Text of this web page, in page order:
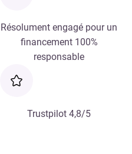
Résolument engagé pour un
financement 100%
responsable
Trustpilot 4,8/5